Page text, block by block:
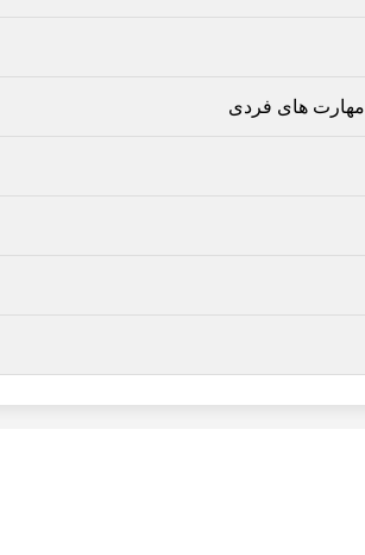
مهارت های فردی